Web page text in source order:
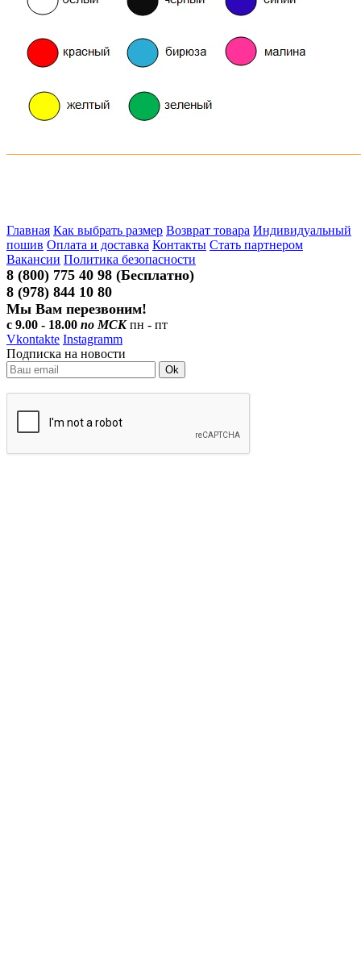
Главная Как выбрать размер Возврат товара Индивидуальный
пошив Оплата и доставка Контакты Стать партнером
Вакансии Политика безопасности
8 (800) 775 40 98 (Бесплатно)
8 (978) 844 10 80
Мы Вам перезвоним!
с 9.00 - 18.00 по МСКпн - пт
Vkontakte Instagramm
Подписка на новости